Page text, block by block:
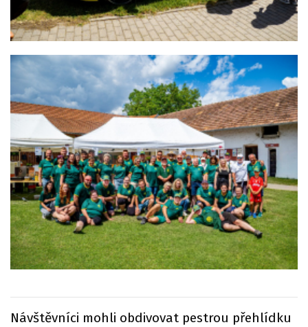
Návštěvníci mohli obdivovat pestrou přehlídku